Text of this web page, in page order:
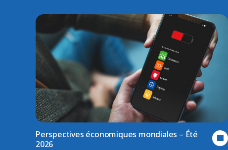
Perspectives économiques mondiales – Été
2026